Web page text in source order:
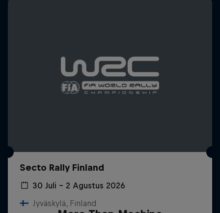
Secto Rally Finland
30 Juli – 2 Agustus 2026
Jyväskylä, Finland